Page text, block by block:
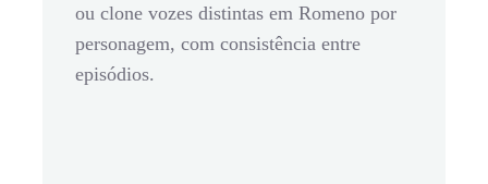
ou clone vozes distintas em Romeno por
personagem, com consistência entre
episódios.